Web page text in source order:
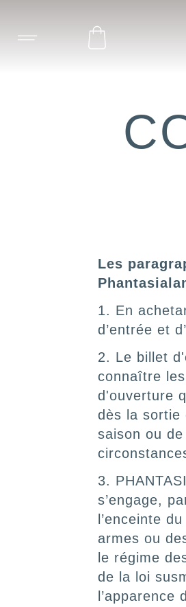
Les
1. En
d’entrée et
2. Le billet
connaître
d'ouverture
dès la sortie
saison ou
3.
s’engage,
l’enceinte
armes ou
le régime
de la loi